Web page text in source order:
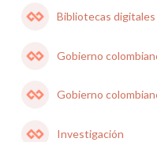
Bibliotecas digitales
Gobierno
Gobierno
Investigación